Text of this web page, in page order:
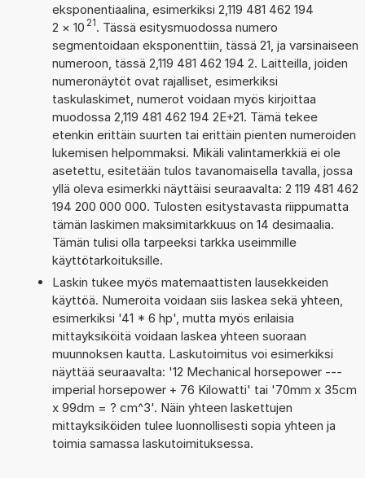
eksponentiaalina, esimerkiksi 2,119 481 462 194
2 × 10 21. Tässä esitysmuodossa numero
segmentoidaan eksponenttiin, tässä 21, ja varsinaiseen
numeroon, tässä 2,119 481 462 194 2. Laitteilla, joiden
numeronäytöt ovat rajalliset, esimerkiksi
taskulaskimet, numerot voidaan myös kirjoittaa
muodossa 2,119 481 462 194 2E+21. Tämä tekee
etenkin erittäin suurten tai erittäin pienten numeroiden
lukemisen helpommaksi. Mikäli valintamerkkiä ei ole
asetettu, esitetään tulos tavanomaisella tavalla, jossa
yllä oleva esimerkki näyttäisi seuraavalta: 2 119 481 462
194 200 000 000. Tulosten esitystavasta riippumatta
tämän laskimen maksimitarkkuus on 14 desimaalia.
Tämän tulisi olla tarpeeksi tarkka useimmille
käyttötarkoituksille.
Laskin tukee myös matemaattisten lausekkeiden
käyttöä. Numeroita voidaan siis laskea sekä yhteen,
esimerkiksi '41 * 6 hp', mutta myös erilaisia
mittayksiköitä voidaan laskea yhteen suoraan
muunnoksen kautta. Laskutoimitus voi esimerkiksi
näyttää seuraavalta: '12 Mechanical horsepower ---
imperial horsepower + 76 Kilowatti' tai '70mm x 35cm
x 99dm = ? cm^3'. Näin yhteen laskettujen
mittayksiköiden tulee luonnollisesti sopia yhteen ja
toimia samassa laskutoimituksessa.